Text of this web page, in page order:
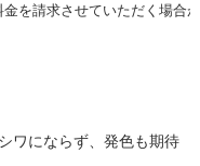
を請求させていただく場合
ワにならず、発色も期待